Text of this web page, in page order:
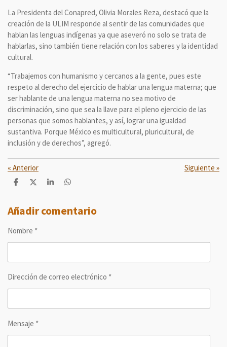
La Presidenta del Conapred, Olivia Morales Reza, destacó que la
creación de la ULIM responde al sentir de las comunidades que
hablan las lenguas indígenas ya que aseveró no solo se trata de
hablarlas, sino también tiene relación con los saberes y la identidad
cultural.
“Trabajemos con humanismo y cercanos a la gente, pues este
respeto al derecho del ejercicio de hablar una lengua materna; que
ser hablante de una lengua materna no sea motivo de
discriminación, sino que sea la llave para el pleno ejercicio de las
personas que somos hablantes, y así, lograr una igualdad
sustantiva. Porque México es multicultural, pluricultural, de
inclusión y de derechos”, agregó.
« Anterior Siguiente »
C
p
a
t
C
p
a
C
p
a
C
p
a
Añadir comentario
Nombre *
Dirección de correo electrónico *
Mensaje *